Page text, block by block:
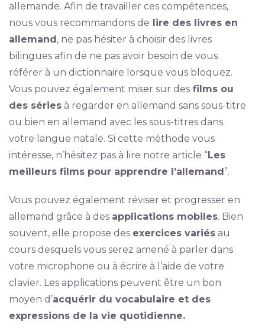
allemande. Afin de travailler ces compétences,
nous vous recommandons de lire des livres en
allemand, ne pas hésiter à choisir des livres
bilingues afin de ne pas avoir besoin de vous
référer à un dictionnaire lorsque vous bloquez.
Vous pouvez également miser sur desfilms ou
des sériesà regarder en allemand sans sous-titre
ou bien en allemand avec les sous-titres dans
votre langue natale. Si cette méthode vous
intéresse, n’hésitez pas à lire notre article “Les
meilleurs films pour apprendre l’allemand”.
Vous pouvez également réviser et progresser en
allemand grâce à des applications mobiles. Bien
souvent, elle propose des exercices variésau
cours desquels vous serez amené à parler dans
votre microphone ou à écrire à l’aide de votre
clavier. Les applications peuvent être un bon
moyen d’acquérir du vocabulaire et des
expressions de la vie quotidienne.